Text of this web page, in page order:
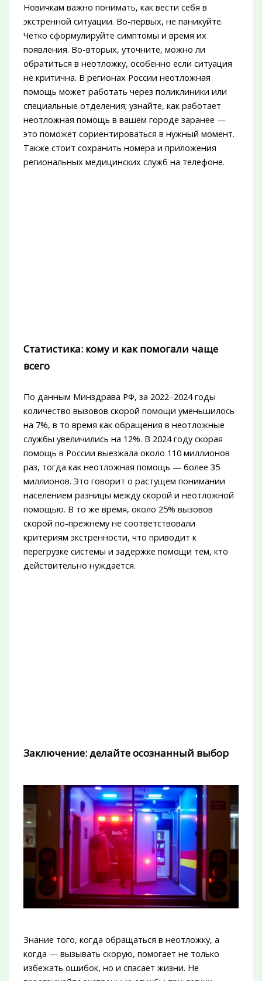
Новичкам важно понимать, как вести себя в
экстренной ситуации. Во-первых, не паникуйте.
Четко сформулируйте симптомы и время их
появления. Во-вторых, уточните, можно ли
обратиться в неотложку, особенно если ситуация
не критична. В регионах России неотложная
помощь может работать через поликлиники или
специальные отделения; узнайте, как работает
неотложная помощь в вашем городе заранее —
это поможет сориентироваться в нужный момент.
Также стоит сохранить номера и приложения
региональных медицинских служб на телефоне.
Статистика: кому и как помогали чаще
всего
По данным Минздрава РФ, за 2022–2024 годы
количество вызовов скорой помощи уменьшилось
на 7%, в то время как обращения в неотложные
службы увеличились на 12%. В 2024 году скорая
помощь в России выезжала около 110 миллионов
раз, тогда как неотложная помощь — более 35
миллионов. Это говорит о растущем понимании
населением разницы между скорой и неотложной
помощью. В то же время, около 25% вызовов
скорой по-прежнему не соответствовали
критериям экстренности, что приводит к
перегрузке системы и задержке помощи тем, кто
действительно нуждается.
Заключение: делайте осознанный выбор
Знание того, когда обращаться в неотложку, а
когда — вызывать скорую, помогает не только
избежать ошибок, но и спасает жизни. Не